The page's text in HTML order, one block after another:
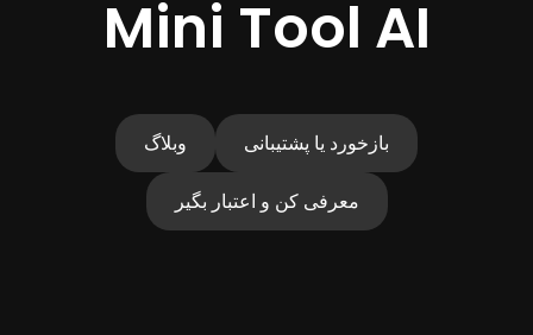
Mini Tool AI
وبلاگ بازخورد یا پشتیبانی
معرفی کن و اعتبار بگیر